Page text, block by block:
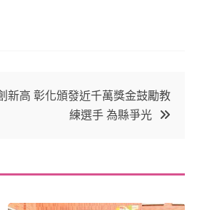
新高 彰化頒發近千萬獎金鼓勵教
練選手 為縣爭光